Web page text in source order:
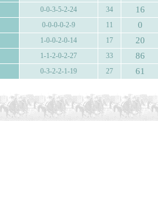
0-0-3-5-2-24 34 16
0-0-0-0-2-9 11 0
1-0-0-2-0-14 17 20
1-1-2-0-2-27 33 86
0-3-2-2-1-19 27 61